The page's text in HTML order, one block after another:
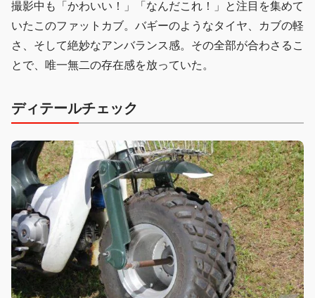
撮影中も「かわいい！」「なんだこれ！」と注目を集めて
いたこのファットカブ。バギーのようなタイヤ、カブの軽
さ、そして絶妙なアンバランス感。その全部が合わさるこ
とで、唯一無二の存在感を放っていた。
ディテールチェック